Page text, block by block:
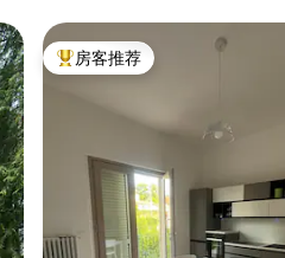
热门「房客推荐」
房客推荐